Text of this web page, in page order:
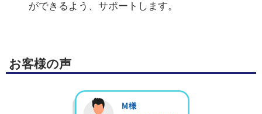
ができるよう、サポートします。
お客様の声